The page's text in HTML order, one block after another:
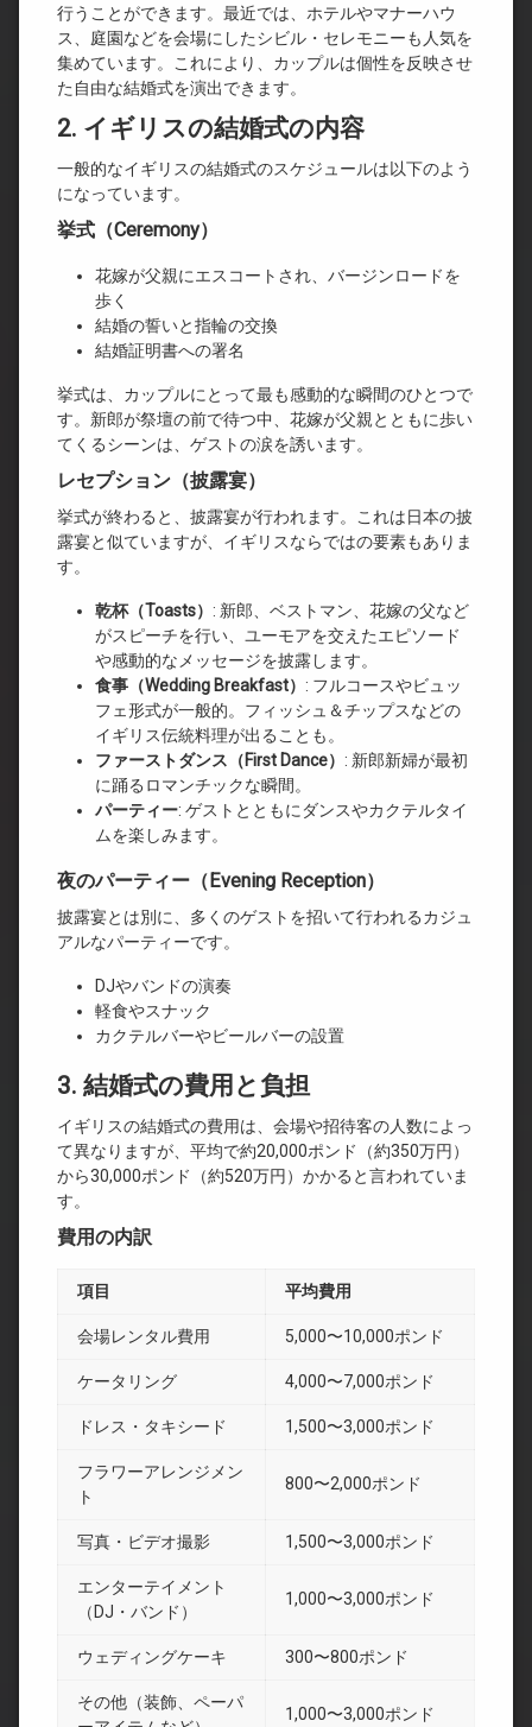
行うことができます。最近では、ホテルやマナーハウ
ス、庭園などを会場にしたシビル・セレモニーも人気を
集めています。これにより、カップルは個性を反映させ
た自由な結婚式を演出できます。
2. イギリスの結婚式の内容
一般的なイギリスの結婚式のスケジュールは以下のよう
になっています。
挙式（Ceremony）
花嫁が父親にエスコートされ、バージンロードを
歩く
結婚の誓いと指輪の交換
結婚証明書への署名
挙式は、カップルにとって最も感動的な瞬間のひとつで
す。新郎が祭壇の前で待つ中、花嫁が父親とともに歩い
てくるシーンは、ゲストの涙を誘います。
レセプション（披露宴）
挙式が終わると、披露宴が行われます。これは日本の披
露宴と似ていますが、イギリスならではの要素もありま
す。
乾杯（Toasts） : 新郎、ベストマン、花嫁の父など
がスピーチを行い、ユーモアを交えたエピソード
や感動的なメッセージを披露します。
食事（Wedding Breakfast） : フルコースやビュッ
フェ形式が一般的。フィッシュ＆チップスなどの
イギリス伝統料理が出ることも。
ファーストダンス（First Dance） : 新郎新婦が最初
に踊るロマンチックな瞬間。
パーティー: ゲストとともにダンスやカクテルタイ
ムを楽しみます。
夜のパーティー（Evening Reception）
披露宴とは別に、多くのゲストを招いて行われるカジュ
アルなパーティーです。
DJやバンドの演奏
軽食やスナック
カクテルバーやビールバーの設置
3. 結婚式の費用と負担
イギリスの結婚式の費用は、会場や招待客の人数によっ
て異なりますが、平均で約20,000ポンド（約350万円）
から30,000ポンド（約520万円）かかると言われていま
す。
費用の内訳
項目 平均費用
会場レンタル費用 5,000〜10,000ポンド
ケータリング 4,000〜7,000ポンド
ドレス・タキシード 1,500〜3,000ポンド
フラワーアレンジメン
ト
800〜2,000ポンド
写真・ビデオ撮影 1,500〜3,000ポンド
エンターテイメント
（DJ・バンド）
1,000〜3,000ポンド
ウェディングケーキ 300〜800ポンド
その他（装飾、ペーパ
1,000〜3,000ポンド